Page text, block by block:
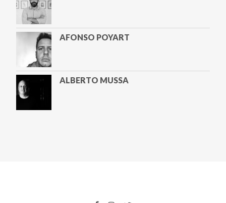
AFONSO POYART
ALBERTO MUSSA